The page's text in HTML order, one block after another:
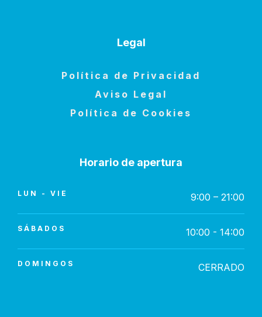
Legal
Política de Privacidad
Aviso Legal
Política de Cookies
Horario de apertura
LUN - VIE 9:00 – 21:00
SÁBADOS 10:00 - 14:00
DOMINGOS CERRADO